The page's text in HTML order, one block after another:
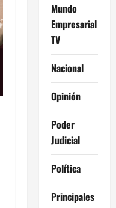
Mundo
Empresarial
TV
Nacional
Opinión
Poder
Judicial
Política
Principales